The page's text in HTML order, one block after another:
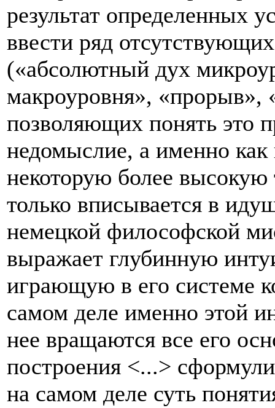
результат определенных
ввести ряд
(«абсолютный дух
макроуровня», «прорыв»,
позволяющих понять это
недомыслие, а именно
некоторую более высокую
только вписывается в
немецкой философской
выражает глубинную
играющую в его системе
самом деле именно этой
нее вращаются все его
построения <...>
на самом деле суть